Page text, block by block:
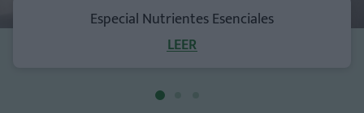
Especial Nutrientes Esenciales
LEER